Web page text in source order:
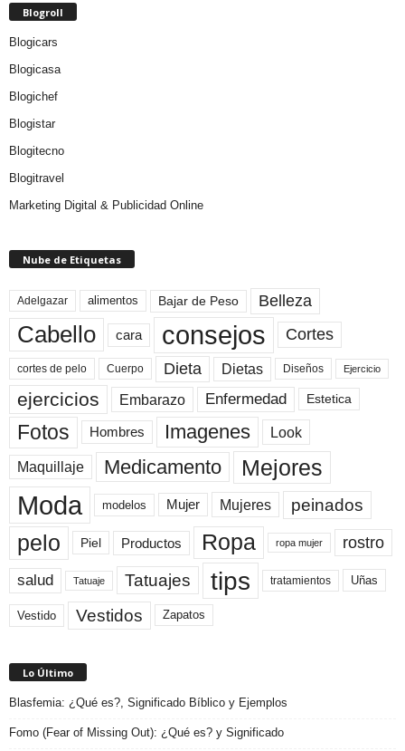
Blogroll
Blogicars
Blogicasa
Blogichef
Blogistar
Blogitecno
Blogitravel
Marketing Digital & Publicidad Online
Nube de Etiquetas
Adelgazar alimentos Bajar de Peso Belleza
Cabello cara consejos Cortes
cortes de pelo Cuerpo Dieta Dietas Diseños Ejercicio
ejercicios Embarazo Enfermedad Estetica
Fotos Hombres Imagenes Look
Maquillaje Medicamento Mejores
Moda modelos Mujer Mujeres peinados
pelo Piel Productos Ropa ropa mujer rostro
salud Tatuaje Tatuajes tips tratamientos Uñas
Vestido Vestidos Zapatos
Lo Último
Blasfemia: ¿Qué es?, Significado Bíblico y Ejemplos
Fomo (Fear of Missing Out): ¿Qué es? y Significado